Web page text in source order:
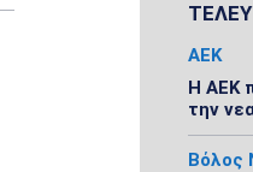
ΑΕΚ
Η ΑΕΚ
την
Βόλος